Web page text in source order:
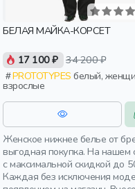
БЕЛАЯ МАЙКА-КОРСЕТ
17 100 ₽ 34 200 ₽
PROTOTYPES белый, женщины,
взрослые
Женское нижнее белье от
выгодная покупка. На нашем
с максимальной скидкой до
Каждая без исключения